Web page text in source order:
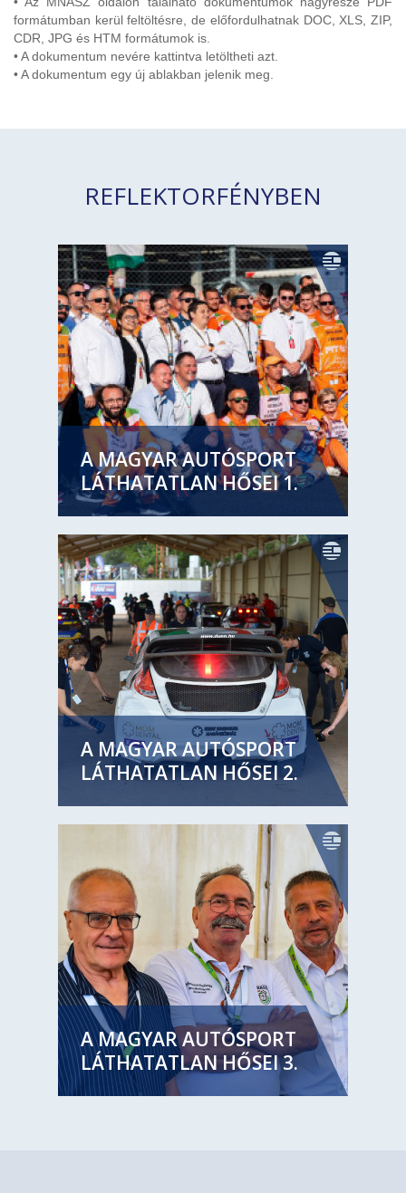
formátumban kerül feltöltésre, de előfordulhatnak DOC, XLS, ZIP,
CDR, JPG és HTM formátumok is.
• A dokumentum nevére kattintva letöltheti azt.
• A dokumentum egy új ablakban jelenik meg.
REFLEKTORFÉNYBEN
A MAGYAR AUTÓSPORT
LÁTHATATLAN HŐSEI 1.
A MAGYAR AUTÓSPORT
LÁTHATATLAN HŐSEI 2.
A MAGYAR AUTÓSPORT
LÁTHATATLAN HŐSEI 3.